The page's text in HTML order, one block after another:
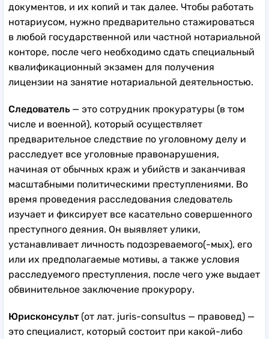
документов, и их копий и так далее. Чтобы работать
нотариусом, нужно предварительно стажироваться
в любой государственной или частной нотариальной
конторе, после чего необходимо сдать специальный
квалификационный экзамен для получения
лицензии на занятие нотариальной деятельностью.
Следователь — это сотрудник прокуратуры (в том
числе и военной), который осуществляет
предварительное следствие по уголовному делу и
расследует все уголовные правонарушения,
начиная от обычных краж и убийств и заканчивая
масштабными политическими преступлениями. Во
время проведения расследования следователь
изучает и фиксирует все касательно совершенного
преступного деяния. Он выявляет улики,
устанавливает личность подозреваемого(-мых), его
или их предполагаемые мотивы, а также условия
расследуемого преступления, после чего уже выдает
обвинительное заключение прокурору.
Юрисконсульт(от лат. juris-consultus — правовед) —
это специалист, который состоит при какой-либо